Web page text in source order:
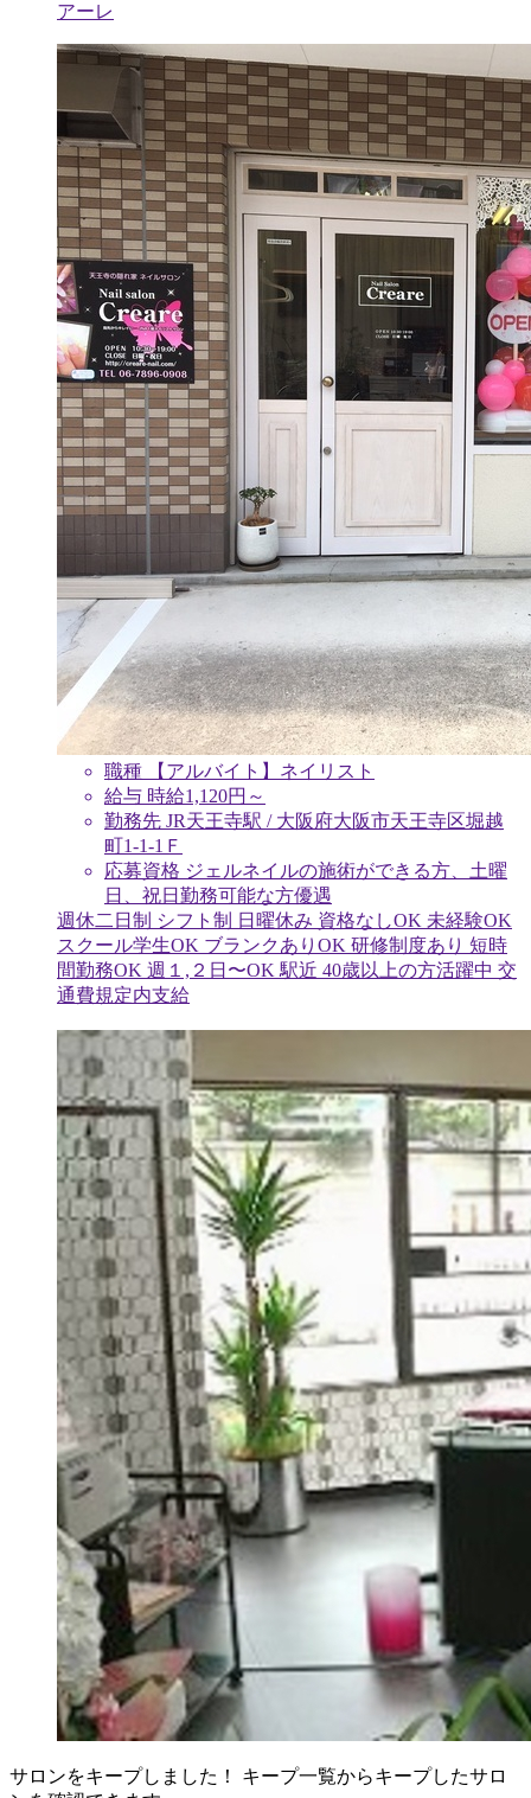
アーレ
職種
【アルバイト】ネイリスト
給与 時給1,120円～
勤務先 JR天王寺駅 / 大阪府大阪市天王寺区堀越
町1-1-1Ｆ
応募資格 ジェルネイルの施術ができる方、土曜
日、祝日勤務可能な方優遇
週休二日制 シフト制 日曜休み 資格なしOK 未経験OK
スクール学生OK ブランクありOK 研修制度あり 短時
間勤務OK 週１,２日〜OK 駅近 40歳以上の方活躍中 交
通費規定内支給
サロンをキープしました！ キープ一覧からキープしたサロ